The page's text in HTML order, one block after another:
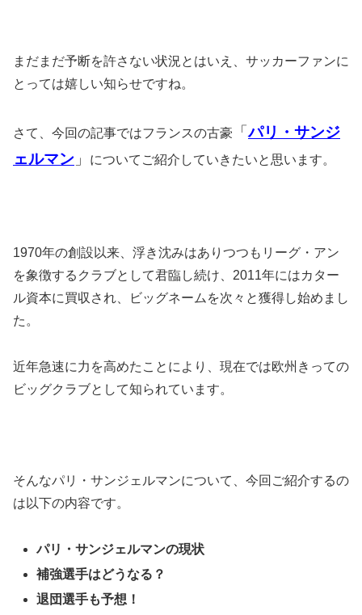
まだまだ予断を許さない状況とはいえ、サッカーファンに
とっては嬉しい知らせですね。
さて、今回の記事ではフランスの古豪 「パリ・サンジ
ェルマン 」 についてご紹介していきたいと思います。
1970年の創設以来、浮き沈みはありつつもリーグ・アン
を象徴するクラブとして君臨し続け、2011年にはカター
ル資本に買収され、ビッグネームを次々と獲得し始めまし
た。
近年急速に力を高めたことにより、現在では欧州きっての
ビッグクラブとして知られています。
そんなパリ・サンジェルマンについて、今回ご紹介するの
は以下の内容です。
パリ・サンジェルマンの現状
補強選手はどうなる？
退団選手も予想！